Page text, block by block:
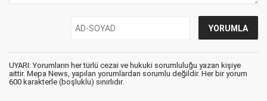
UYARI: Yorumların her türlü cezai ve hukuki sorumluluğu yazan kişiye
aittir. Mepa News, yapılan yorumlardan sorumlu değildir. Her bir yorum
600 karakterle (boşluklu) sınırlıdır.